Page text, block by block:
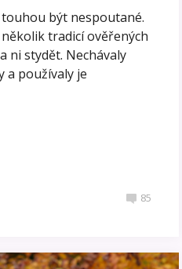
být nespoutané.
tradicí ověřených
ni stydět. Nechávaly
a používaly je
85